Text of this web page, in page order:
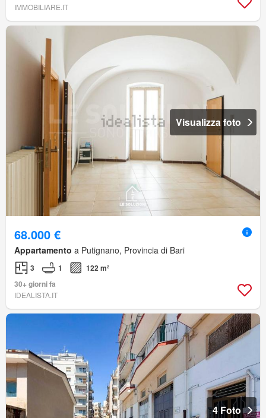
IMMOBILIARE.IT
Visualizza foto
68.000 €
Appartamento a Putignano, Provincia di Bari
3 1
122 m²
30+ giorni fa
IDEALISTA.IT
4 Foto